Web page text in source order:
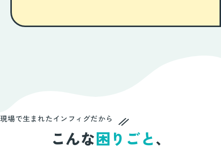
現場で生まれたインフィグだから
こんな困りごと、